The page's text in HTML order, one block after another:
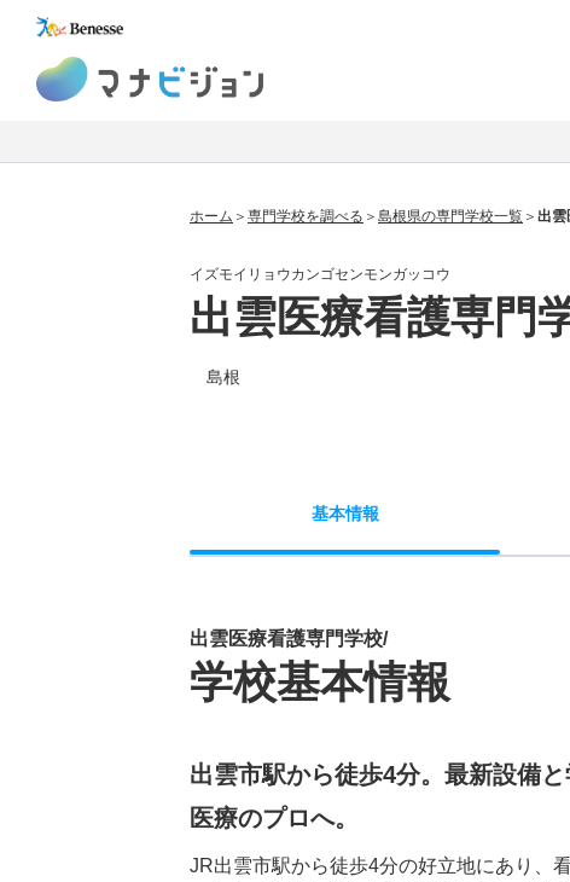
ホーム 専門学校を調べる 島根県の専門学校一覧 出雲
イズモイリョウカンゴセンモンガッコウ
出雲医療看護専門
島根
基本情報
出雲医療看護専門学校/
学校基本情報
出雲市駅から徒歩4分。最新設備
医療のプロへ。
JR出雲市駅から徒歩4分の好立地にあり、